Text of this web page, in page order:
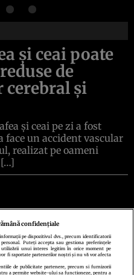
și ceai poate
de
cerebral și
și ceai pe zi a fost
face un accident vascular
realizat pe oameni
[…]
de cookiesTermeni şi condiţii
Setări Cookies
confidențiale
pe dispozitivul dvs., precum identificatorii
Puteți accepta sau gestiona preferințele
unui interes legitim în orice moment pe
fi raportate partenerilor noștri și nu vă vor afecta
de publicitate partenere, precum si furnizorii
a permite website-ului sa functioneze, pentru a